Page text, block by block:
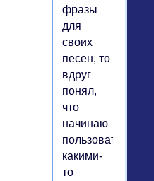
фразы
для
своих
песен, то
вдруг
понял,
что
начинаю
пользоваться
какими-
то